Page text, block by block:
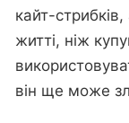
кайт-
житті, ніж
він ще може